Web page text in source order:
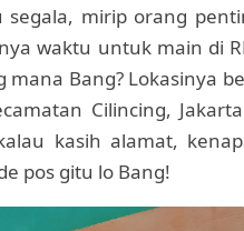
mirip orang
waktu untuk main di
mana Bang? Lokasinya
Cilincing,
kasih alamat,
pos gitu lo Bang!